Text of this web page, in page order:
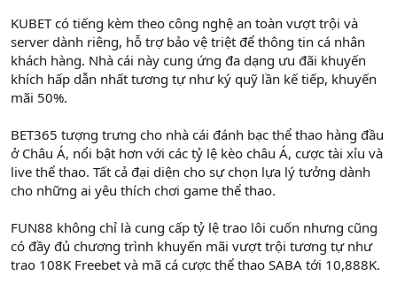
KUBET có tiếng kèm theo công nghệ an toàn vượt trội và
server dành riêng, hỗ trợ bảo vệ triệt để thông tin cá nhân
khách hàng. Nhà cái này cung ứng đa dạng ưu đãi khuyến
khích hấp dẫn nhất tương tự như ký quỹ lần kế tiếp, khuyến
mãi 50%.
BET365 tượng trưng cho nhà cái đánh bạc thể thao hàng đầu
ở Châu Á, nổi bật hơn với các tỷ lệ kèo châu Á, cược tài xỉu và
live thể thao. Tất cả đại diện cho sự chọn lựa lý tưởng dành
cho những ai yêu thích chơi game thể thao.
FUN88 không chỉ là cung cấp tỷ lệ trao lôi cuốn nhưng cũng
có đầy đủ chương trình khuyến mãi vượt trội tương tự như
trao 108K Freebet và mã cá cược thể thao SABA tới 10,888K.